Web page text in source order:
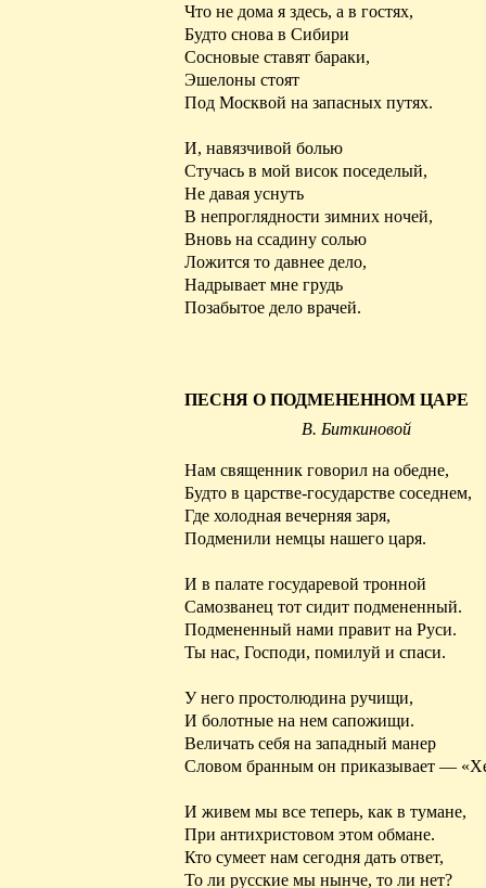
Что не дома я здесь, а в гостях,
Будто снова в Сибири
Сосновые ставят бараки,
Эшелоны стоят
Под Москвой на запасных путях.
И, навязчивой болью
Стучась в мой висок поседелый,
Не давая уснуть
В непроглядности зимних ночей,
Вновь на ссадину солью
Ложится то давнее дело,
Надрывает мне грудь
Позабытое дело врачей.
ПЕСНЯ О ПОДМЕНЕННОМ ЦАРЕ
В. Биткиновой
Нам священник говорил на обедне,
Будто в царстве-государстве соседнем,
Где холодная вечерняя заря,
Подменили немцы нашего царя.
И в палате государевой тронной
Самозванец тот сидит подмененный.
Подмененный нами правит на Руси.
Ты нас, Господи, помилуй и спаси.
У него простолюдина ручищи,
И болотные на нем сапожищи.
Величать себя на западный манер
Словом бранным он приказывает — «
И живем мы все теперь, как в тумане,
При антихристовом этом обмане.
Кто сумеет нам сегодня дать ответ,
То ли русские мы нынче, то ли нет?